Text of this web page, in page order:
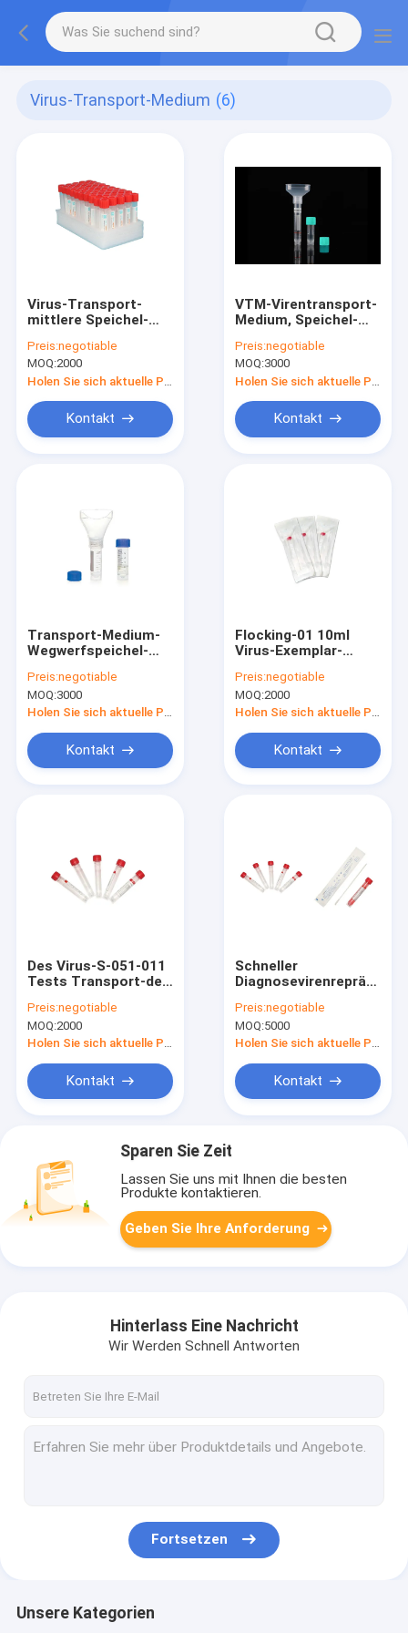
Virus-Transport-Medium (6)
Virus-Transport-
mittlere Speichel-
With Flocked Swabs
25T VTM
Preis:negotiable
MOQ:2000
Kontakt
VTM-Virentransport-
Medium, Speichel-
10ml
Preis:negotiable
MOQ:3000
Kontakt
Transport-Medium-
Wegwerfspeichel-
Virus-S-051-015 für
PCR-Test
Preis:negotiable
MOQ:3000
Kontakt
Flocking-01 10ml
Virus-Exemplar-
gespritzten
Ausrüstungen der
Putzlappen-VTM
Preis:negotiable
MOQ:2000
Kontakt
Des Virus-S-051-011
Tests Transport-des
50000/Tagesnasale
Putzlappen-
Ausrüstungen FDA-
Preis:negotiable
MOQ:2000
Holen Sie sich aktuelle Preis
Kontakt
Schneller
Collection/transportiert
Preis:negotiable
MOQ:5000
Holen Sie sich aktuelle Preis
Kontakt
Sparen Sie Zeit
Lassen Sie uns mit Ihnen die besten
Produkte kontaktieren.
Geben Sie Ihre Anforderung
Hinterlass Eine Nachricht
Wir Werden Schnell Antworten
Fortsetzen
Unsere Kategorien